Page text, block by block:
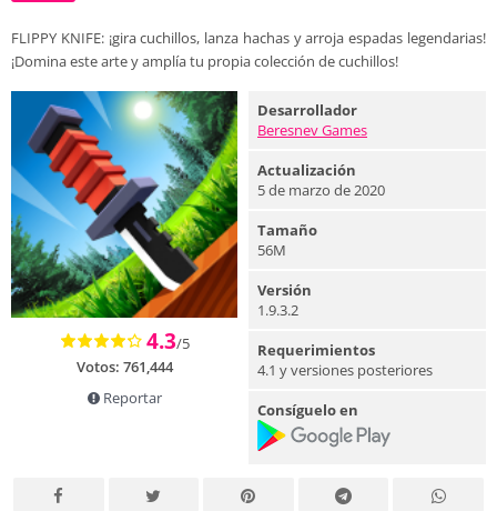
FLIPPY KNIFE: ¡gira cuchillos, lanza hachas y arroja espadas legendarias!
¡Domina este arte y amplía tu propia colección de cuchillos!
4.3/5
Votos: 761,444
Reportar
Desarrollador
Beresnev Games
Actualización
5 de marzo de 2020
Tamaño
56M
Versión
1.9.3.2
Requerimientos
4.1 y versiones posteriores
Consíguelo en